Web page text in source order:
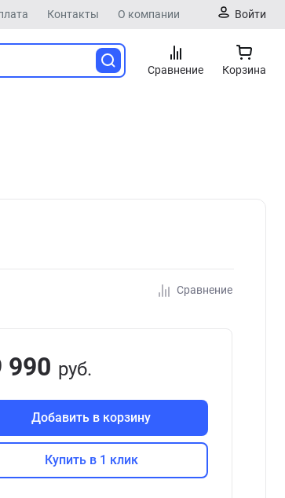
Контакты О компании Войти
Сравнение Корзина
Сравнение
990 руб.
Добавить в корзину
Купить в 1 клик